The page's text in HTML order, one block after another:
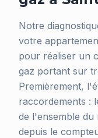
Notre
votre
pour réaliser un
gaz portant sur
Premièrement,
raccordements :
de l'ensemble du
depuis le